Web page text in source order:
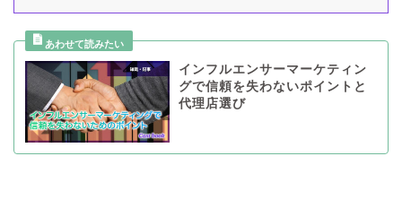
インフルエンサーマーケティン
グで信頼を失わないポイントと
代理店選び